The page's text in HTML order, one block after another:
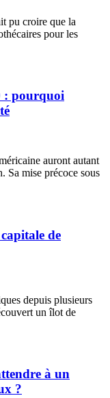
pu croire que la
pour les
: pourquoi
auront autant
Sa mise précoce sous
de
depuis plusieurs
un îlot de
à un
?